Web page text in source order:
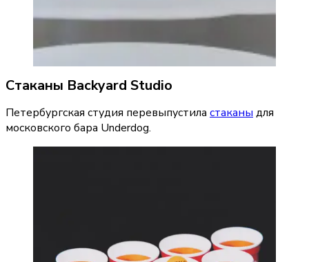
Стаканы Backyard Studio
Петербургская студия перевыпустила стаканы для
московского бара Underdog.